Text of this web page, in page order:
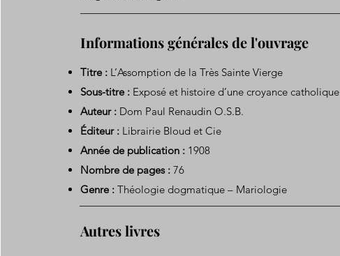
Informations générales de l'ouvrage
Titre : L’Assomption de la Très Sainte Vierge
Sous-titre : Exposé et histoire d’une croyance catholique
Auteur : Dom Paul Renaudin O.S.B.
Éditeur : Librairie Bloud et Cie
Année de publication : 1908
Nombre de pages : 76
Genre : Théologie dogmatique – Mariologie
Autres livres